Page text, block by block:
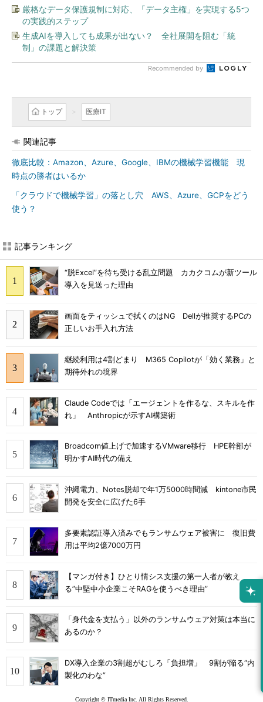
厳格なデータ保護規制に対応、「データ主権」を実現する5つ
の実践的ステップ
生成AIを導入しても成果が出ない？ 全社展開を阻む「統
制」の課題と解決策
Recommended by
トップ 医療IT
関連記事
徹底比較：Amazon、Azure、Google、IBMの機械学習機能 現
時点の勝者はいるか
「クラウドで機械学習」の落とし穴 AWS、Azure、GCPをどう
使う？
記事ランキング
“脱Excel”を待ち受ける乱立問題 カカクコムが新ツール
導入を見送った理由
画面をティッシュで拭くのはNG Dellが推奨するPCの
正しいお手入れ方法
継続利用は4割どまり M365 Copilotが「効く業務」と
期待外れの境界
Claude Codeでは「エージェントを作るな、スキルを作
れ」 Anthropicが示すAI構築術
Broadcom値上げで加速するVMware移行 HPE幹部が
明かすAI時代の備え
沖縄電力、Notes脱却で年1万5000時間減 kintone市民
開発を安全に広げた6手
多要素認証導入済みでもランサムウェア被害に 復旧費
用は平均2億7000万円
【マンガ付き】ひとり情シス支援の第一人者が教え
る”中堅中小企業こそRAGを使うべき理由”
「身代金を支払う」以外のランサムウェア対策は本当に
あるのか？
DX導入企業の3割超がむしろ「負担増」 9割が陥る“内
製化のわな”
Copyright © ITmedia Inc. All Rights Reserved.